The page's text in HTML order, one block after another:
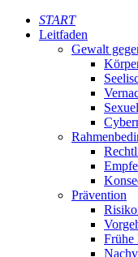
START
Leitfaden
Gewalt
Prävention
Frühe